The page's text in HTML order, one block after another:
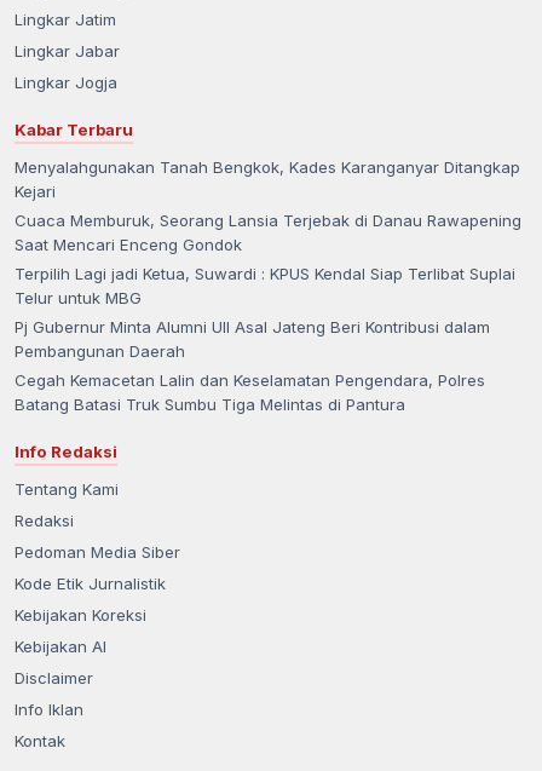
Lingkar Jatim
Lingkar Jabar
Lingkar Jogja
Kabar Terbaru
Menyalahgunakan Tanah Bengkok, Kades Karanganyar Ditangkap
Kejari
Cuaca Memburuk, Seorang Lansia Terjebak di Danau Rawapening
Saat Mencari Enceng Gondok
Terpilih Lagi jadi Ketua, Suwardi : KPUS Kendal Siap Terlibat Suplai
Telur untuk MBG
Pj Gubernur Minta Alumni UII Asal Jateng Beri Kontribusi dalam
Pembangunan Daerah
Cegah Kemacetan Lalin dan Keselamatan Pengendara, Polres
Batang Batasi Truk Sumbu Tiga Melintas di Pantura
Info Redaksi
Tentang Kami
Redaksi
Pedoman Media Siber
Kode Etik Jurnalistik
Kebijakan Koreksi
Kebijakan AI
Disclaimer
Info Iklan
Kontak